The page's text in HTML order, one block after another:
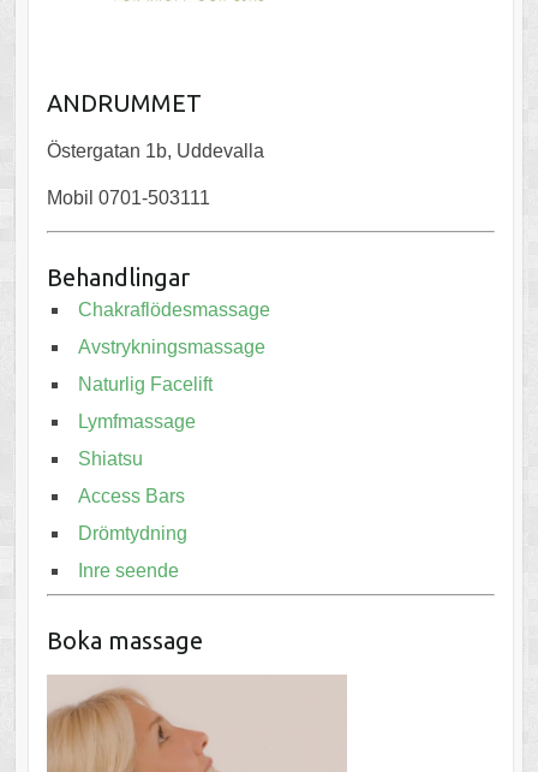
ANDRUMMET
Östergatan 1b, Uddevalla
Mobil 0701-503111
Behandlingar
Chakraflödesmassage
Avstrykningsmassage
Naturlig Facelift
Lymfmassage
Shiatsu
Access Bars
Drömtydning
Inre seende
Boka massage